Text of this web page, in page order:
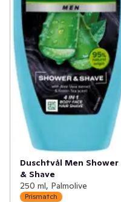
Duschtvål Men Shower
& Shave
250 ml, Palmolive
Prismatch